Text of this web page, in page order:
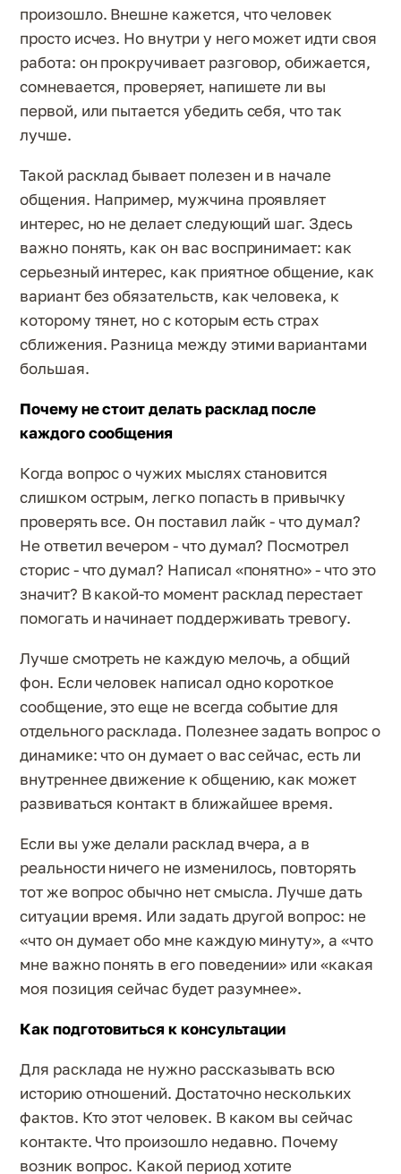
произошло. Внешне кажется, что человек
просто исчез. Но внутри у него может идти своя
работа: он прокручивает разговор, обижается,
сомневается, проверяет, напишете ли вы
первой, или пытается убедить себя, что так
лучше.
Такой расклад бывает полезен и в начале
общения. Например, мужчина проявляет
интерес, но не делает следующий шаг. Здесь
важно понять, как он вас воспринимает: как
серьезный интерес, как приятное общение, как
вариант без обязательств, как человека, к
которому тянет, но с которым есть страх
сближения. Разница между этими вариантами
большая.
Почему не стоит делать расклад после
каждого сообщения
Когда вопрос о чужих мыслях становится
слишком острым, легко попасть в привычку
проверять все. Он поставил лайк - что думал?
Не ответил вечером - что думал? Посмотрел
сторис - что думал? Написал «понятно» - что это
значит? В какой-то момент расклад перестает
помогать и начинает поддерживать тревогу.
Лучше смотреть не каждую мелочь, а общий
фон. Если человек написал одно короткое
сообщение, это еще не всегда событие для
отдельного расклада. Полезнее задать вопрос о
динамике: что он думает о вас сейчас, есть ли
внутреннее движение к общению, как может
развиваться контакт в ближайшее время.
Если вы уже делали расклад вчера, а в
реальности ничего не изменилось, повторять
тот же вопрос обычно нет смысла. Лучше дать
ситуации время. Или задать другой вопрос: не
«что он думает обо мне каждую минуту», а «что
мне важно понять в его поведении» или «какая
моя позиция сейчас будет разумнее».
Как подготовиться к консультации
Для расклада не нужно рассказывать всю
историю отношений. Достаточно нескольких
фактов. Кто этот человек. В каком вы сейчас
контакте. Что произошло недавно. Почему
возник вопрос. Какой период хотите